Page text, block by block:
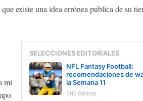
existe una idea errónea pública de su
SELECCIONES EDITORIALES
NFL Fantasy Football:
recomendaciones de
la Semana 11
Eric Gómez
mí